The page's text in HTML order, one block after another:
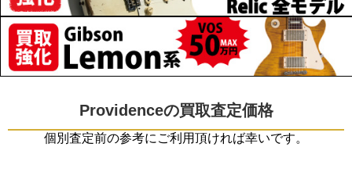
Providenceの買取査定価格
個別査定前の参考にご利用頂ければ幸いです。